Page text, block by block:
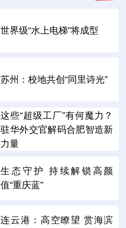
世界级“水上电梯”将成型
苏州：校地共创“同里诗光”
这些“超级工厂”有何魔力？
驻华外交官解码合肥智造新
力量
生态守护 持续解锁高颜
值“重庆蓝”
连云港：高空瞭望 赏海滨